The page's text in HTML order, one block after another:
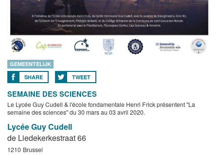
GEMEENTELIJK
SHARE
TWEET
SEMAINE DES SCIENCES
Le Lycée Guy Cudell & l'école fondamentale Henri Frick présentent "La
semaine des sciences" du 30 mars au 03 avril 2020.
Lycée Guy Cudell
de Liedekerkestraat 66
1210 Brussel